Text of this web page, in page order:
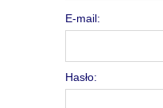
E-mail:
Hasło: